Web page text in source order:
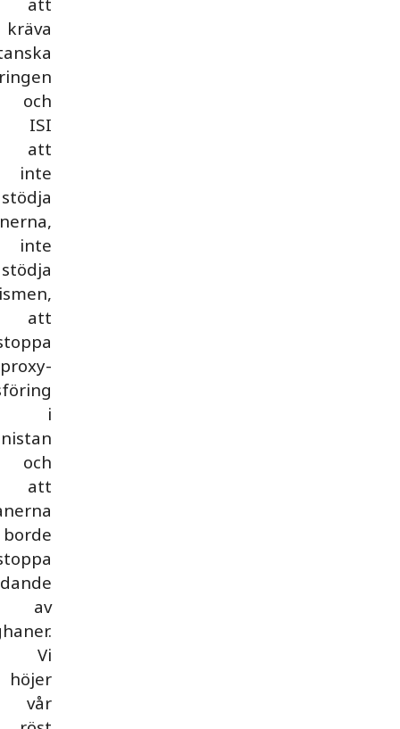
kräva
och
ISI
att
inte
stödja
inte
stödja
att
proxy-
i
och
att
borde
av
Vi
höjer
vår